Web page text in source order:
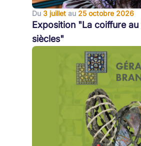
Du 3 juillet au 25 octobre 2026
Exposition "La coiffure au
siècles"